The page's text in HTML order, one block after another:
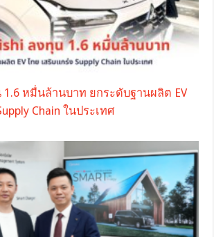
1.6 หมื่นล้านบาท ยกระดับฐานผลิต EV
Chain ในประเทศ